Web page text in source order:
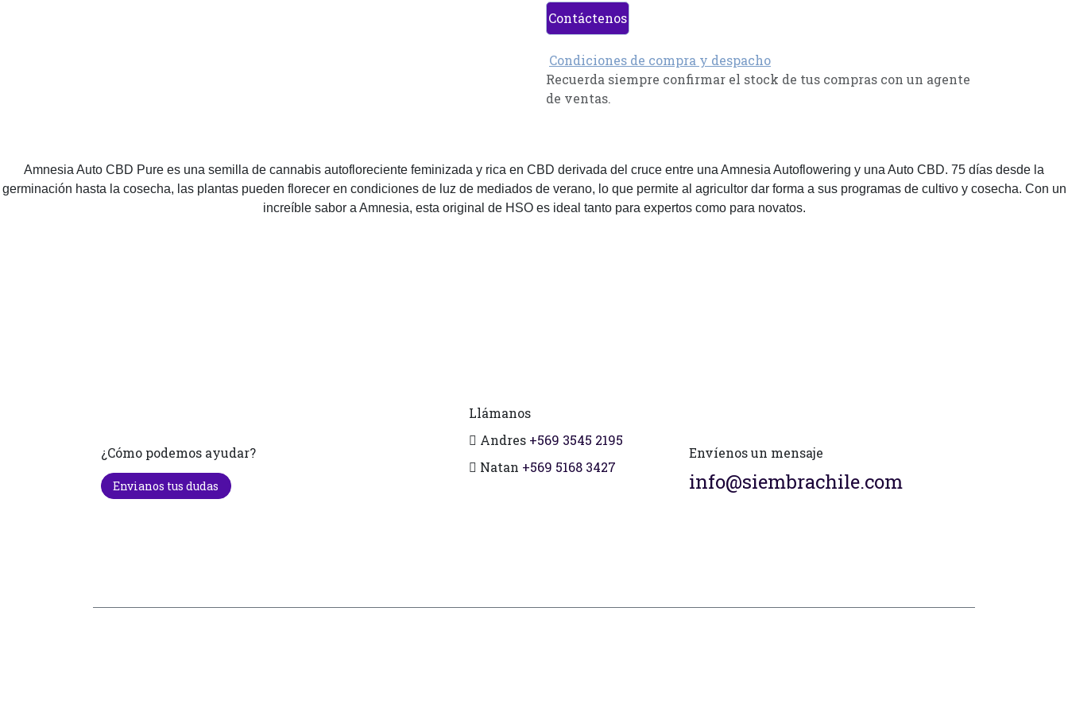
Contáctenos
Condiciones de compra y despacho
Recuerda siempre confirmar el stock de tus compras con un agente
de ventas.
Amnesia Auto CBD Pure es una semilla de cannabis autofloreciente feminizada y rica en CBD derivada del cruce entre una Amnesia Autoflowering y una Auto CBD. 75 días desde la
germinación hasta la cosecha, las plantas pueden florecer en condiciones de luz de mediados de verano, lo que permite al agricultor dar forma a sus programas de cultivo y cosecha. Con un
increíble sabor a Amnesia, esta original de HSO es ideal tanto para expertos como para novatos.
¿Cómo podemos ayudar?
Envianos tus dudas
Llámanos
Andres +569 3545 2195
Natan +569 5168 3427
Envíenos un mensaje
info@siembrachile.com